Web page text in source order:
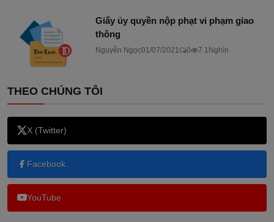
Giấy ủy quyền nộp phạt vi phạm giao
thông
Nguyễn Ngọc01/07/2021 0 7.1Nghìn
THEO CHÚNG TÔI
X (Twitter)
Facebook
YouTube